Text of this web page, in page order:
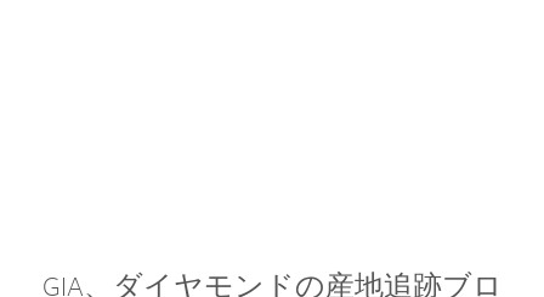
GIA、ダイヤモンドの産地追跡ブロ